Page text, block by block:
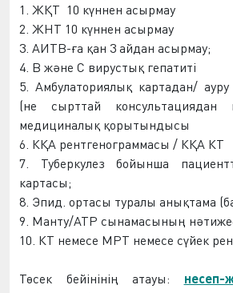
1. ЖҚТ 10 күннен асырмау
2. ЖНТ 10 күннен асырмау
3. АИТВ-ға қан 3 айдан асырмау;
4. В және С вирустық гепатиті
5. Амбулаториялық картадан/ ауру
(не сырттай
медициналық қорытындысы
6. КҚА рентгенограммасы / КҚА КТ
7. Туберкулез бойынша
картасы;
8. Эпид. ортасы туралы анықтама
9. Манту/АТР сынамасының
10. КТ немесе МРТ немесе сүйек
Төсек бейінінің атауы:
несеп-